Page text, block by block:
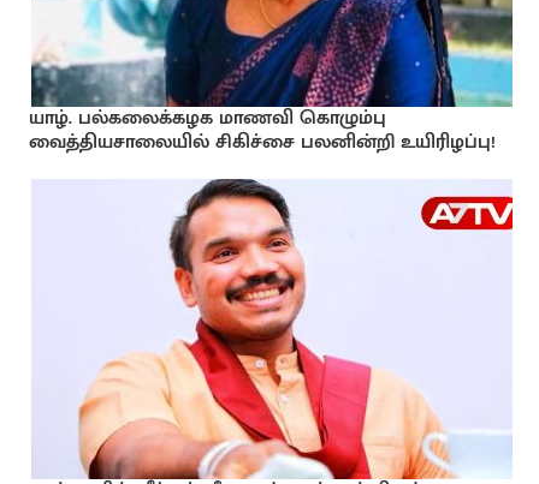
யாழ். பல்கலைக்கழக மாணவி கொழும்பு
வைத்தியசாலையில் சிகிச்சை பலனின்றி உயிரிழப்பு!